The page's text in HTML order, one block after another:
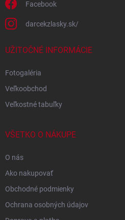
Facebook
darcekzlasky.sk/
UŽITOČNÉ INFORMÁCIE
Fotogaléria
Veľkoobchod
Veľkostné tabuľky
VŠETKO O NÁKUPE
O nás
Ako nakupovať
Obchodné podmienky
Ochrana osobných údajov